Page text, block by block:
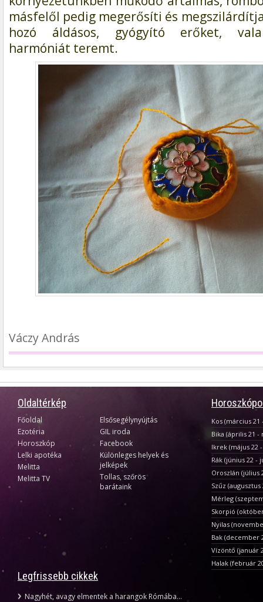
másfelől pedig megerősíti és
hozó áldásos, gyógyító erőket,
harmóniát teremt.
Váczy András
Oldaltérkép
Főoldal
Ezotéria
Horoszkóp
Lelki apotéka
Melitta
Melitta TV
Elsősegélynyújtás
GIL iroda
Facebook
Különleges helyek és
jelképek
Tollas, szőrös
barátaink
Kos (március 21
Bika (április 21 -
Ikrek (május 22
Rák (június 22 -
Oroszlán (július
Szűz
Mérleg
Skorpió
Nyilas
Bak (december
Vízöntő (január
Halak (február
Legfrissebb cikkek
Nagyhét, avagy elmentek a harangok Rómába...